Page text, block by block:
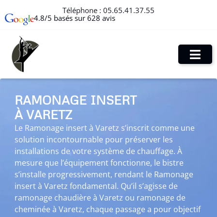
Téléphone : 05.65.41.37.55
4.8/5 basés sur 628 avis
RAMONAGE INSERT
À VARETZ
Le Ramonage insert à Varetz s’inscrit comme une
solution incontournable pour préserver les
installations de votre système de chauffage. À
mesure que l’équipement fonctionne, le bistre
s’installe progressivement, rendant le Ramonage
insert à Varetz fondamental. Qu’il s’agisse de
ramonage chaudière à Varetz ou ramonage de
cheminée à Varetz, chaque passage a pour objectif